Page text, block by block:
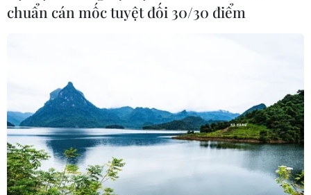
chuẩn cán mốc tuyệt đối 30/30 điểm